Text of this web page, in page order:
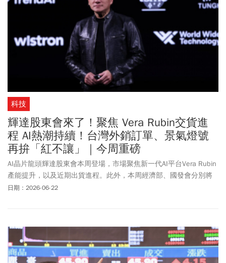
科技
輝達股東會來了！聚焦 Vera Rubin交貨進
程 AI熱潮持續！台灣外銷訂單、景氣燈號
再拚「紅不讓」｜今周重磅
AI晶片龍頭輝達股東會本周登場，市場聚焦新一代AI平台Vera Rubin
產能提升，以及近期出貨進程。此外，本周經濟部、國發會分別將
發布外銷訂單、景氣燈號數據，受惠AI發展、出口暢旺，預料可望再
日期：2026-06-22